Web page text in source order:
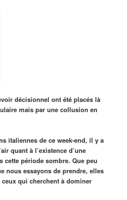
décisionnel ont été placés là
mais par une collusion en
italiennes de ce week-end, il y a
quant à l’existence d’une
cette période sombre. Que peu
nous essayons de prendre, elles
ceux qui cherchent à dominer